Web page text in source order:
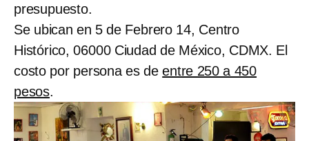
presupuesto.
Se ubican en 5 de Febrero 14, Centro
Histórico, 06000 Ciudad de México, CDMX. El
costo por persona es deentre 250 a 450
pesos.